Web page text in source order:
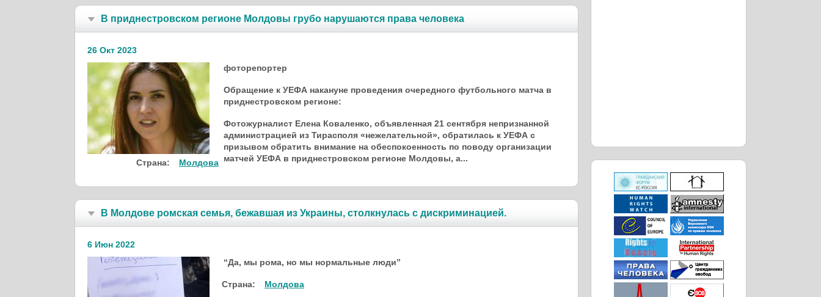
В приднестров­ском регионе Мол­довы грубо нару­ша­­ются права человека
26 Окт 2023
фоторепортер
Обращение к УЕФА накануне проведения очередного футбольного матча в
приднестровском регионе:
Фотожурналист Елена Коваленко, объявленная 21 сентября непризнанной
администрацией из Тирасполя «нежелательной», обратилась к УЕФА с
призывом обратить внимание на обеспокоенность по поводу организации
матчей УЕФА в приднестровском регионе Молдовы, а...
Страна: Молдова
В Молдове ромская семья, бежавшая из Украины, столкнулась с дискриминацией.
6 Июн 2022
“Да, мы рома, но мы нормальные люди”
Страна: Молдова